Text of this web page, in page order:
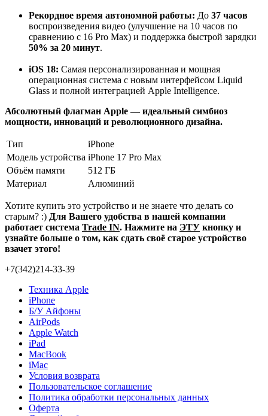
Рекордное время автономной работы: До 37 часов
воспроизведения видео (улучшение на 10 часов по
сравнению с 16 Pro Max) и поддержка быстрой зарядки
50% за 20 минут.
iOS 18: Самая персонализированная и мощная
операционная система с новым интерфейсом Liquid
Glass и полной интеграцией Apple Intelligence.
Абсолютный флагман Apple — идеальный симбиоз
мощности, инноваций и революционного дизайна.
Тип
iPhone
Модель устройства iPhone 17 Pro Max
Объём памяти
512 ГБ
Материал
Алюминий
Хотите купить это устройство и не знаете что делать со
старым? :) Для Вашего удобства в нашей компании
работает система Trade IN. Нажмите на ЭТУ кнопку и
узнайте больше о том, как сдать своё старое устройство
взачет этого!
+7(342)214-33-39
Техника Apple
iPhone
Б/У Айфоны
AirPods
Apple Watch
iPad
MacBook
iMac
Условия возврата
Пользовательское соглашение
Политика обработки персональных данных
Оферта